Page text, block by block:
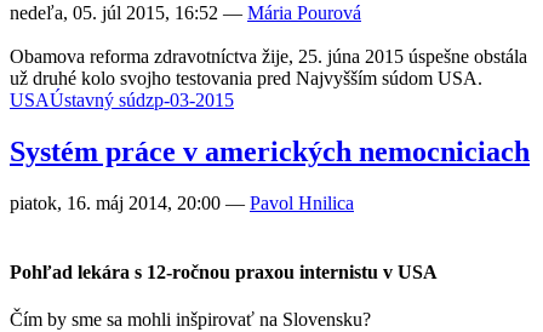
nedeľa, 05. júl 2015, 16:52 — Mária Pourová
Obamova reforma zdravotníctva žije, 25. júna 2015 úspešne obstála
už druhé kolo svojho testovania pred Najvyšším súdom USA.
USAÚstavný súdzp-03-2015
Systém práce v amerických nemocniciach
piatok, 16. máj 2014, 20:00 — Pavol Hnilica
Pohľad lekára s 12-ročnou praxou internistu v USA
Čím by sme sa mohli inšpirovať na Slovensku?